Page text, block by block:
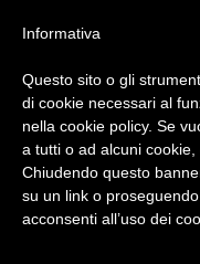
Informativa
Questo sito o gli
di cookie necessari al
nella cookie policy. Se
a tutti o ad alcuni cookie,
Chiudendo questo
su un link o
acconsenti all’uso dei